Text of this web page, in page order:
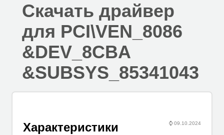
Скачать драйвер
для PCI\VEN_8086
&DEV_8CBA
&SUBSYS_85341043
⌚09.10.2024
Характеристики